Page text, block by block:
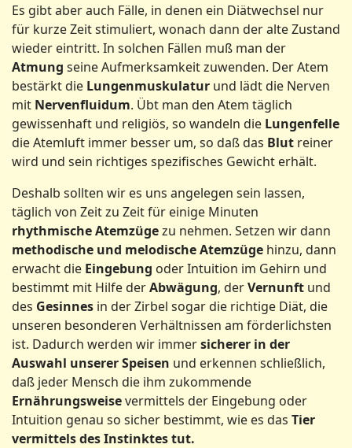
Es gibt aber auch Fälle, in denen ein Diätwechsel nur
für kurze Zeit stimuliert, wonach dann der alte Zustand
wieder eintritt. In solchen Fällen muß man der
Atmung seine Aufmerksamkeit zuwenden. Der Atem
bestärkt die Lungenmuskulatur und lädt die Nerven
mit Nervenfluidum. Übt man den Atem täglich
gewissenhaft und religiös, so wandeln die Lungenfelle
die Atemluft immer besser um, so daß das Blut reiner
wird und sein richtiges spezifisches Gewicht erhält.
Deshalb sollten wir es uns angelegen sein lassen,
täglich von Zeit zu Zeit für einige Minuten
rhythmische Atemzügezu nehmen. Setzen wir dann
methodische und melodische Atemzüge hinzu, dann
erwacht die Eingebung oder Intuition im Gehirn und
bestimmt mit Hilfe derAbwägung, derVernunft und
des Gesinnes in der Zirbel sogar die richtige Diät, die
unseren besonderen Verhältnissen am förderlichsten
ist. Dadurch werden wir immersicherer in der
Auswahl unserer Speisen und erkennen schließlich,
daß jeder Mensch die ihm zukommende
Ernährungsweisevermittels der Eingebung oder
Intuition genau so sicher bestimmt, wie es das Tier
vermittels des Instinktes tut.